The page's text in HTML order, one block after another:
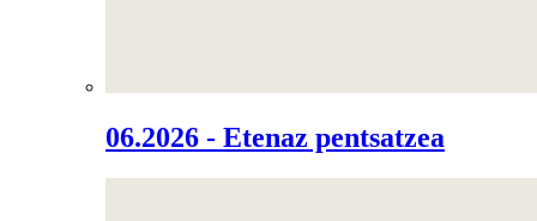
06.2026 - Etenaz pentsatzea